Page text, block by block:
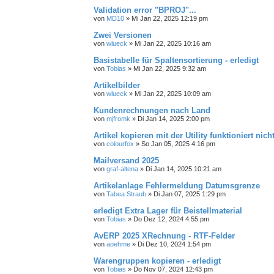
Validation error "BPROJ"...
von MD10 » Mi Jan 22, 2025 12:19 pm
Zwei Versionen
von wlueck » Mi Jan 22, 2025 10:16 am
Basistabelle für Spaltensortierung - erledigt
von Tobias » Mi Jan 22, 2025 9:32 am
Artikelbilder
von wlueck » Mi Jan 22, 2025 10:09 am
Kundenrechnungen nach Land
von mjfromk » Di Jan 14, 2025 2:00 pm
Artikel kopieren mit der Utility funktioniert nicht
von colourfox » So Jan 05, 2025 4:16 pm
Mailversand 2025
von graf-altena » Di Jan 14, 2025 10:21 am
Artikelanlage Fehlermeldung Datumsgrenze
von Tabea Straub » Di Jan 07, 2025 1:29 pm
erledigt Extra Lager für Beistellmaterial
von Tobias » Do Dez 12, 2024 4:55 pm
AvERP 2025 XRechnung - RTF-Felder
von aoehme » Di Dez 10, 2024 1:54 pm
Warengruppen kopieren - erledigt
von Tobias » Do Nov 07, 2024 12:43 pm